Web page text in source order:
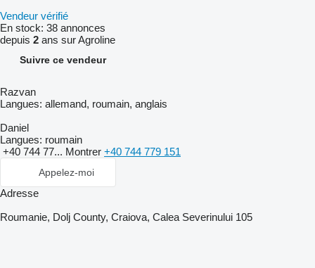
Vendeur vérifié
En stock: 38 annonces
depuis 2 ans sur Agroline
Suivre ce vendeur
Razvan
Langues: allemand, roumain, anglais
Daniel
Langues: roumain
+40 744 77... Montrer +40 744 779 151
Appelez-moi
Adresse
Roumanie, Dolj County, Craiova, Calea Severinului 105